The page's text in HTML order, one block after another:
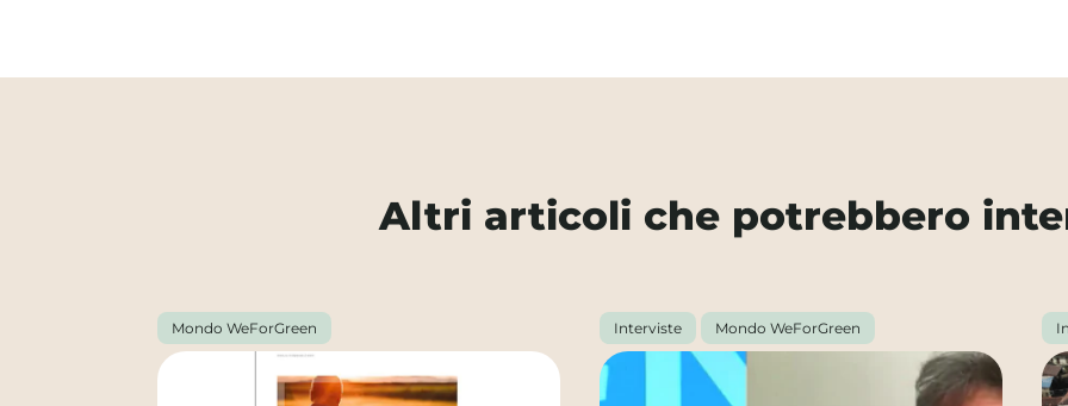
Altri articoli che potrebbero
Mondo WeForGreen Interviste Mondo WeForGreen